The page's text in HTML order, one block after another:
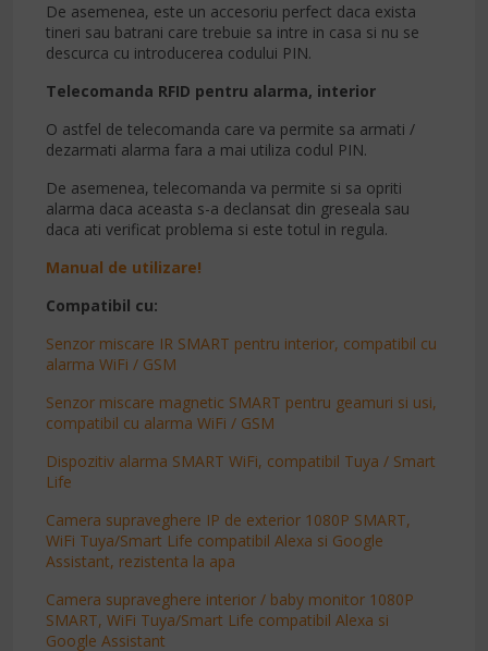
De asemenea, este un accesoriu perfect daca exista
tineri sau batrani care trebuie sa intre in casa si nu se
descurca cu introducerea codului PIN.
Telecomanda RFID pentru alarma, interior
O astfel de telecomanda care va permite sa armati /
dezarmati alarma fara a mai utiliza codul PIN.
De asemenea, telecomanda va permite si sa opriti
alarma daca aceasta s-a declansat din greseala sau
daca ati verificat problema si este totul in regula.
Manual de utilizare!
Compatibil cu:
Senzor miscare IR SMART pentru interior, compatibil cu
alarma WiFi / GSM
Senzor miscare magnetic SMART pentru geamuri si usi,
compatibil cu alarma WiFi / GSM
Dispozitiv alarma SMART WiFi, compatibil Tuya / Smart
Life
Camera supraveghere IP de exterior 1080P SMART,
WiFi Tuya/Smart Life compatibil Alexa si Google
Assistant, rezistenta la apa
Camera supraveghere interior / baby monitor 1080P
SMART, WiFi Tuya/Smart Life compatibil Alexa si
Google Assistant